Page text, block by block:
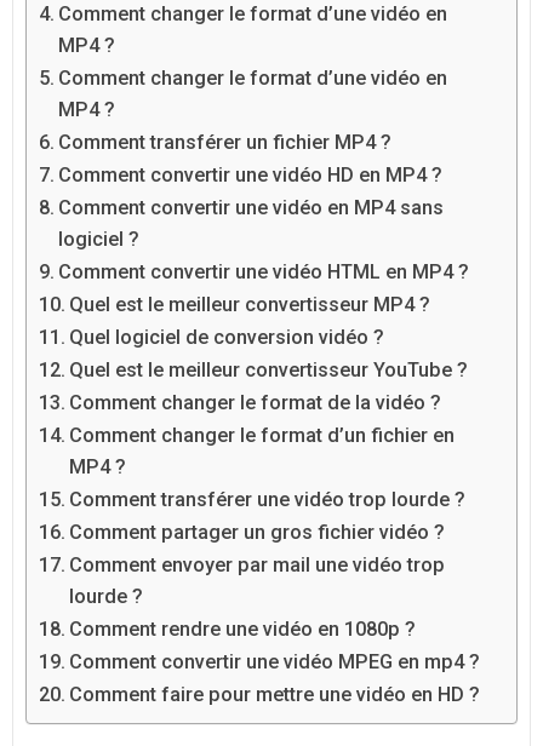
Comment changer le format d’une vidéo en
MP4 ?
Comment changer le format d’une vidéo en
MP4 ?
Comment transférer un fichier MP4 ?
Comment convertir une vidéo HD en MP4 ?
Comment convertir une vidéo en MP4 sans
logiciel ?
Comment convertir une vidéo HTML en MP4 ?
Quel est le meilleur convertisseur MP4 ?
Quel logiciel de conversion vidéo ?
Quel est le meilleur convertisseur YouTube ?
Comment changer le format de la vidéo ?
Comment changer le format d’un fichier en
MP4 ?
Comment transférer une vidéo trop lourde ?
Comment partager un gros fichier vidéo ?
Comment envoyer par mail une vidéo trop
lourde ?
Comment rendre une vidéo en 1080p ?
Comment convertir une vidéo MPEG en mp4 ?
Comment faire pour mettre une vidéo en HD ?